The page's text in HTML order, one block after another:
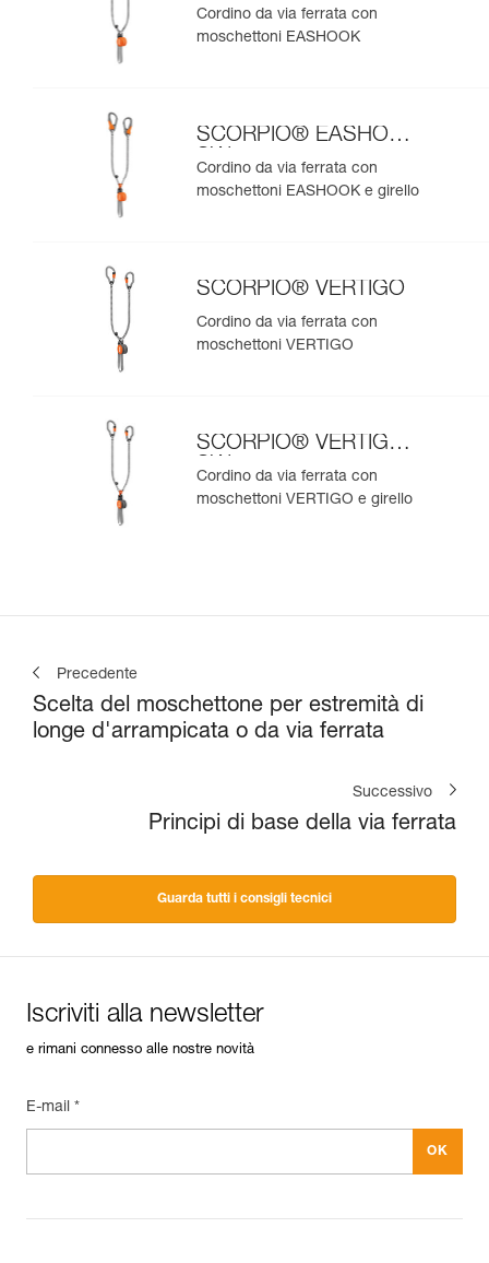
Cordino da via ferrata con
moschettoni EASHOOK
SCORPIO® EASHOOK
SW
Cordino da via ferrata con
moschettoni EASHOOK e girello
SCORPIO® VERTIGO
Cordino da via ferrata con
moschettoni VERTIGO
SCORPIO® VERTIGO
SW
Cordino da via ferrata con
moschettoni VERTIGO e girello
Precedente
Scelta del moschettone per estremità di
longe d'arrampicata o da via ferrata
Successivo
Principi di base della via ferrata
Guarda tutti i consigli tecnici
Iscriviti alla newsletter
e rimani connesso alle nostre novità
E-mail *